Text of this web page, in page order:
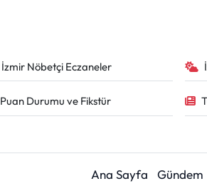
İzmir Nöbetçi Eczaneler
Puan Durumu ve Fikstür
Ana Sayfa Gündem